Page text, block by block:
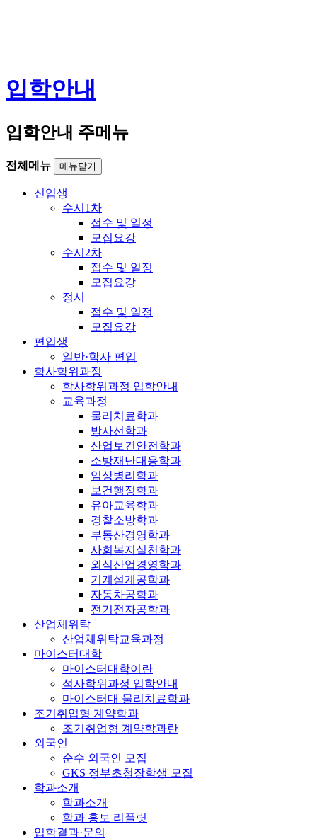
입학안내
입학안내 주메뉴
전체메뉴 메뉴닫기
신입생
수시1차
접수 및 일정
모집요강
수시2차
접수 및 일정
모집요강
정시
접수 및 일정
모집요강
편입생
일반·학사 편입
학사학위과정
학사학위과정 입학안내
교육과정
물리치료학과
방사선학과
산업보건안전학과
소방재난대응학과
임상병리학과
보건행정학과
유아교육학과
경찰소방학과
부동산경영학과
사회복지실천학과
외식산업경영학과
기계설계공학과
자동차공학과
전기전자공학과
산업체위탁
산업체위탁교육과정
마이스터대학
마이스터대학이란
석사학위과정 입학안내
마이스터대 물리치료학과
조기취업형 계약학과
조기취업형 계약학과란
외국인
순수 외국인 모집
GKS 정부초청장학생 모집
학과소개
학과소개
학과 홍보 리플릿
입학결과·문의